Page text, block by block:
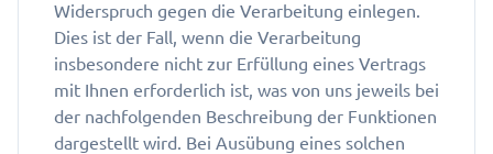
Widerspruch gegen die Verarbeitung einlegen.
Dies ist der Fall, wenn die Verarbeitung
insbesondere nicht zur Erfüllung eines Vertrags
mit Ihnen erforderlich ist, was von uns jeweils bei
der nachfolgenden Beschreibung der Funktionen
dargestellt wird. Bei Ausübung eines solchen